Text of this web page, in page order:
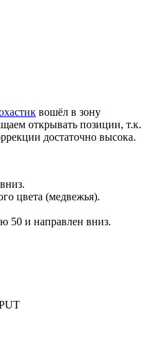
вошёл в зону
открывать позиции, т.к.
достаточно высока.
цвета (медвежья).
50 и направлен вниз.